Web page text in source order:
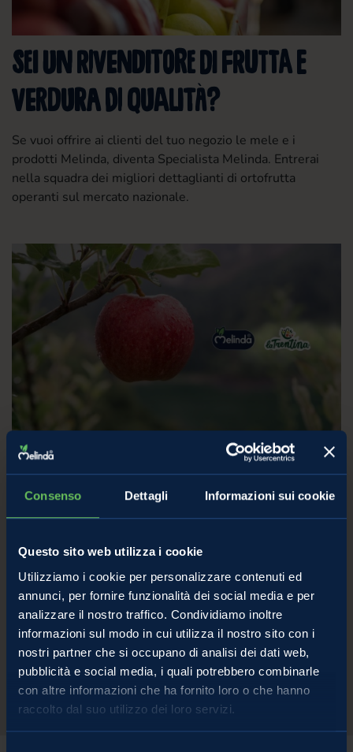
Consenso Dettagli Informazioni sui cookie
Questo sito web utilizza i cookie
Utilizziamo i cookie per personalizzare contenuti ed
annunci, per fornire funzionalità dei social media e per
analizzare il nostro traffico. Condividiamo inoltre
informazioni sul modo in cui utilizza il nostro sito con i
nostri partner che si occupano di analisi dei dati web,
pubblicità e social media, i quali potrebbero combinarle
con altre informazioni che ha fornito loro o che hanno
raccolto dal suo utilizzo dei loro servizi.
Sei un rivenditore di frutta e
verdura di qualità?
Se vuoi offrire ai clienti del tuo negozio le mele e i
prodotti Melinda, diventa Specialista Melinda. Entrerai
nella squadra dei migliori dettaglianti di ortofrutta
operanti sul mercato nazionale.
Melinda e La Trentina: una
sinergia che funziona
come consorzio tra produttori, spinge a credere
nell'opportunità di lavorare in squadra per ottenere i
risultati migliori per tutti gli attori in campo, per il
territorio e per i consumatori finali. Ecco perché tra le due
organizzazioni di produttori del Trentino, Melinda e La
Trentina, è nato questo importante e storico accordo.